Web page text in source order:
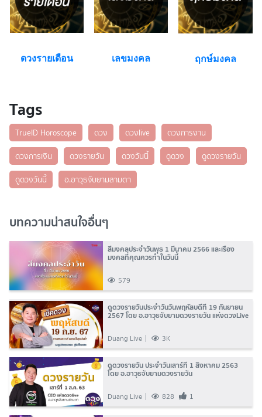
ดวงรายเดือน เลขมงคล ฤกษ์มงคล
Tags
TrueID Horoscope ดวง ดวงlive
ดวงการงาน
ดวงการเงิน
ดวงรายวัน ดวงวันนี้ ดูดวง
ดูดวงรายวัน
ดูดวงวันนี้
อ.อาวุธจับยามสามตา
บทความน่าสนใจอื่นๆ
สีมงคลประจำวันพุธ 1 มีนาคม 2566 และเรื่อง
มงคลที่คุณควรทำในวันนี้
579
ดูดวงรายวันประจำวันวันพฤหัสบดีที่ 19 กันยายน
2567 โดย อ.อาวุธจับยามดวงรายวัน แห่งดวงLive
Duang Live 3K
ดูดวงรายวัน ประจำวันเสาร์ที่ 1 สิงหาคม 2563
โดย อ.อาวุธจับยามดวงรายวัน
Duang Live 828 1